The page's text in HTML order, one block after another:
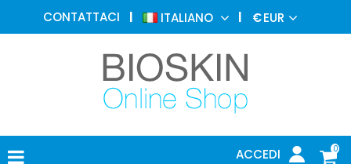
CONTATTACI ITALIANO €EUR
0
ACCEDI
MEDICINA
ESTETICA
DERMATOLOGIA
FOTOTERAPIA
ELETTROMEDICALI